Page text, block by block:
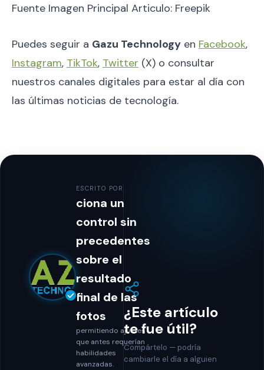
Fuente Imagen Principal Articulo: Freepik
Puedes seguir a Gazu Technology en Facebook,
Instagram, TikTok, Twitter (X) o consultar
nuestros canales digitales para estar al día con
las últimas noticias de tecnología.
ESCRITO POR
ciona un
control sin
precedentes
sobre el
resultado
final de las
fotos
permitiendo ajustes
que antes requerían
habilidades
avanzadas.
¿Este artículo
te fue útil?
Compártelo — podría
cambiarle el día a alguien